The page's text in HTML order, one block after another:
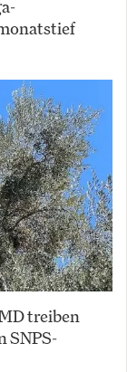
treiben
SNPS-